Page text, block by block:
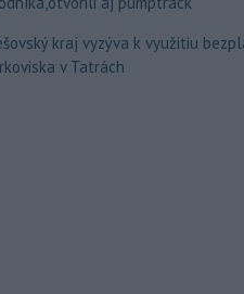
kraj vyzýva k využitiu
v Tatrách